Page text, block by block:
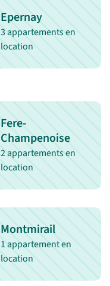
Epernay
3 appartements en
location
Fere-
Champenoise
2 appartements en
location
Montmirail
1 appartement en
location